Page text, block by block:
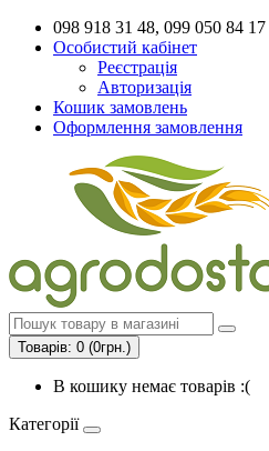
098 918 31 48, 099 050 84 17
Особистий кабінет
Реєстрація
Авторизація
Кошик замовлень
Оформлення замовлення
Товарів: 0 (0грн.)
В кошику немає товарів :(
Категорії